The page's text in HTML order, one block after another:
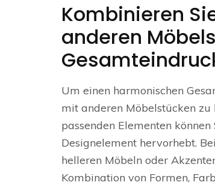
Kombinieren
anderen
Um einen harmonischen
mit anderen Möbelstücken
passenden Elementen
Designelement hervorhebt.
helleren Möbeln oder
Kombination von Formen,